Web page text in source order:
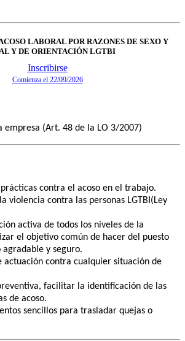
LABORAL POR RAZONES DE SEXO Y
Y DE ORIENTACIÓN LGTBI
Inscribirse
Comienza el 22/09/2026
empresa (Art. 48 de la LO 3/2007)
contra el acoso en el trabajo.
violencia contra las personas LGTBI(Ley
activa de todos los niveles de la
el objetivo común de hacer del puesto
y seguro.
actuación contra cualquier situación de
facilitar la identificación de las
de acoso.
sencillos para trasladar quejas o